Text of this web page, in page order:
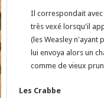
Il correspondait avec
très vexé lorsqu'il
(les Weasley n'ayant
lui envoya alors un
comme de vieux
Les Crabbe